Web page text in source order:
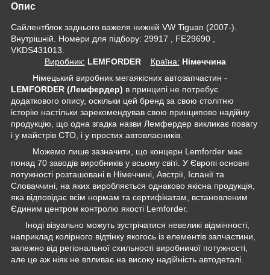
Опис
Сайлентблок заднього важеля нижній VW Tiguan (2007-).
Внутрішній. Номери для підбору: 29917 , FE29690 ,
VKDS431013.
Виробник: LEMFORDER Крaїна: Німеччина
Німецький виробник мегаякісних автозапчастин -
LEMFORDER (Лемфердер) в принципі не потребує
додаткового опису, оскільки цей бренд за свою столітню
історію настільки зарекомендував свою принципово надійну
продукцію, що одна згадка назви Лемфердер викликає повагу
і у майстрів СТО, і у простих автовласників.
Можемо лише зазначити, що концерн Lemforder має
понад 70 заводів виробників у всьому світі. У Європі основні
потужності розташовані в Німеччині, Австрії, Іспанії та
Словаччині, на яких виробляється однаково якісна продукція,
яка відповідає всім нормам та сертифікатам, встановленим
Єдиним центром контролю якості Lemforder.
Іноді візуально можуть зустрічатися невеликі відмінності,
наприклад колірного відтінку якогось із елементів запчастини,
залежно від регіональної схильності виробничої потужності,
але це аж ніяк не впливає на високу надійність автодеталі.